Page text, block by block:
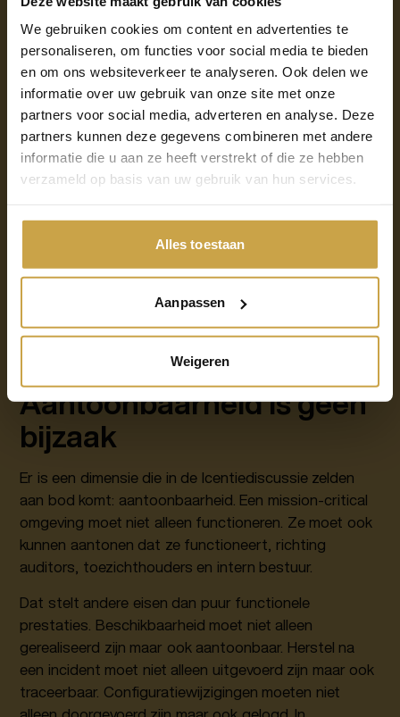
We gebruiken cookies om content en advertenties te
personaliseren, om functies voor social media te bieden
en om ons websiteverkeer te analyseren. Ook delen we
informatie over uw gebruik van onze site met onze
partners voor social media, adverteren en analyse. Deze
partners kunnen deze gegevens combineren met andere
informatie die u aan ze heeft verstrekt of die ze hebben
verzameld op basis van uw gebruik van hun services.
Alles toestaan
Aanpassen
Weigeren
hetzelfde platform, met gedeeld beheer en gedeelde
governance. Alles is auditeerbaar tot op
applicatieniveau. De functionaliteit is vergelijkbaar met
wat publieke hyperscalers bieden, maar volledig op
eigen bodem en onder eigen wetgeving.
Dat wil niet zeggen dat leveranciersafhankelijkheid
geen factor is. Eén leverancier, hoe sterk het product
volgorde is belangrijk: de keuze begint bij de vraag
welke technologie de mensen en processen het beste
ondersteunt en de data het best beschermt. Niet bij
weerstand oproept.
Aantoonbaarheid is geen
bijzaak
Er is een dimensie die in de lcentiediscussie zelden
aan bod komt: aantoonbaarheid. Een mission-critical
omgeving moet niet alleen functioneren. Ze moet ook
kunnen aantonen dat ze functioneert, richting
auditors, toezichthouders en intern bestuur.
Dat stelt andere eisen dan puur functionele
prestaties. Beschikbaarheid moet niet alleen
gerealiseerd zijn maar ook aantoonbaar. Herstel na
een incident moet niet alleen uitgevoerd zijn maar ook
traceerbaar. Configuratiewijzigingen moeten niet
alleen doorgevoerd zijn maar ook gelogd. In